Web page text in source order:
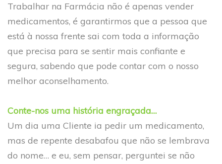
Trabalhar na Farmácia não é apenas vender
medicamentos, é garantirmos que a pessoa que
está à nossa frente sai com toda a informação
que precisa para se sentir mais confiante e
segura, sabendo que pode contar com o nosso
melhor aconselhamento.
Conte-nos uma história engraçada…
Um dia uma Cliente ia pedir um medicamento,
mas de repente desabafou que não se lembrava
do nome… e eu, sem pensar, perguntei se não